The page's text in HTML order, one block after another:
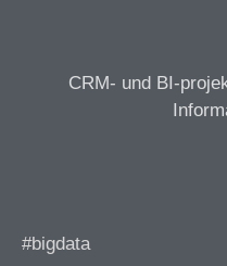
CRM- und BI-
#bigdata